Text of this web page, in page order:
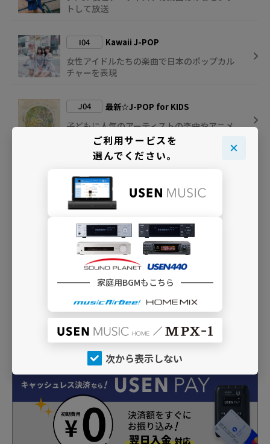
トして放送
I04 Kawaii J-POP
女性アイドルたちの楽曲で日本のポップカル
チャーを表現
J04 最新☆J-POP for KIDS
子どもに人気のアーティストの楽曲やアニメ
主題歌などを
バーチャル・シンガーが歌うボーカロイド曲
の専門チャンネル
ご利用サービスを
選んでください。
家庭用BGMもこちら
次から表示しない